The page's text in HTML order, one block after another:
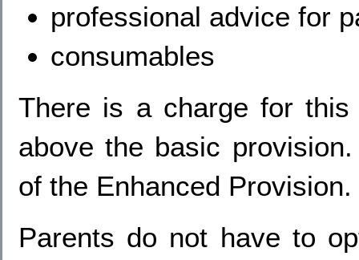
professional advice for
consumables
There is a charge for
above the basic
of the Enhanced Provision.
Parents do not have to